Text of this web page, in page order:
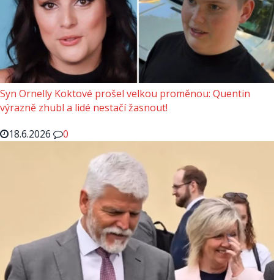
Syn Ornelly Koktové prošel velkou proměnou: Quentin
výrazně zhubl a lidé nestačí žasnout!
18.6.2026
0